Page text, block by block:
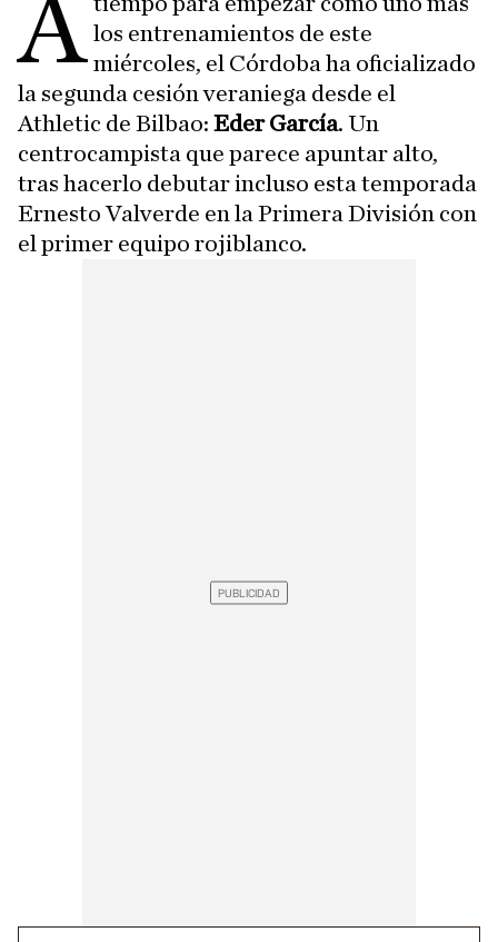
A los entrenamientos de este
miércoles, el Córdoba ha oficializado
la segunda cesión veraniega desde el
Athletic de Bilbao: Eder García. Un
centrocampista que parece apuntar alto,
tras hacerlo debutar incluso esta temporada
Ernesto Valverde en la Primera División con
el primer equipo rojiblanco.